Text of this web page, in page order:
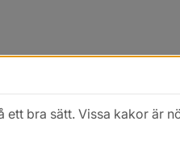
öppnas i nytt fönster.
bra sätt. Vissa kakor är